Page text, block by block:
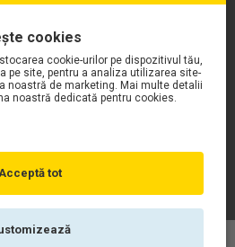
cookies
cookie-urilor pe dispozitivul tău,
pe site, pentru a analiza utilizarea site-
noastră de marketing. Mai multe detalii
noastră dedicată pentru cookies.
tot